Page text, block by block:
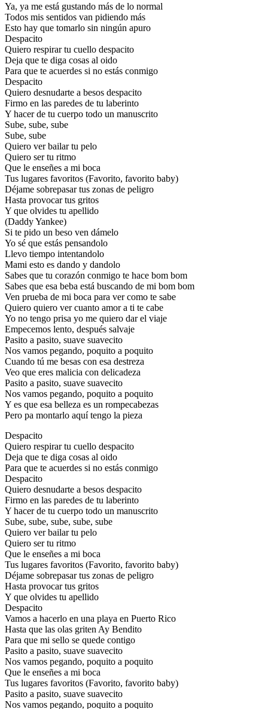
Ya, ya me está gustando más de lo normal
Todos mis sentidos van pidiendo más
Esto hay que tomarlo sin ningún apuro
Despacito
Quiero respirar tu cuello despacito
Deja que te diga cosas al oido
Para que te acuerdes si no estás conmigo
Despacito
Quiero desnudarte a besos despacito
Firmo en las paredes de tu laberinto
Y hacer de tu cuerpo todo un manuscrito
Sube, sube, sube
Sube, sube
Quiero ver bailar tu pelo
Quiero ser tu ritmo
Que le enseñes a mi boca
Tus lugares favoritos (Favorito, favorito baby)
Déjame sobrepasar tus zonas de peligro
Hasta provocar tus gritos
Y que olvides tu apellido
(Daddy Yankee)
Si te pido un beso ven dámelo
Yo sé que estás pensandolo
Llevo tiempo intentandolo
Mami esto es dando y dandolo
Sabes que tu corazón conmigo te hace bom bom
Sabes que esa beba está buscando de mi bom bom
Ven prueba de mi boca para ver como te sabe
Quiero quiero ver cuanto amor a ti te cabe
Yo no tengo prisa yo me quiero dar el viaje
Empecemos lento, después salvaje
Pasito a pasito, suave suavecito
Nos vamos pegando, poquito a poquito
Cuando tú me besas con esa destreza
Veo que eres malicia con delicadeza
Pasito a pasito, suave suavecito
Nos vamos pegando, poquito a poquito
Y es que esa belleza es un rompecabezas
Pero pa montarlo aquí tengo la pieza
Despacito
Quiero respirar tu cuello despacito
Deja que te diga cosas al oido
Para que te acuerdes si no estás conmigo
Despacito
Quiero desnudarte a besos despacito
Firmo en las paredes de tu laberinto
Y hacer de tu cuerpo todo un manuscrito
Sube, sube, sube, sube, sube
Quiero ver bailar tu pelo
Quiero ser tu ritmo
Que le enseñes a mi boca
Tus lugares favoritos (Favorito, favorito baby)
Déjame sobrepasar tus zonas de peligro
Hasta provocar tus gritos
Y que olvides tu apellido
Despacito
Vamos a hacerlo en una playa en Puerto Rico
Hasta que las olas griten Ay Bendito
Para que mi sello se quede contigo
Pasito a pasito, suave suavecito
Nos vamos pegando, poquito a poquito
Que le enseñes a mi boca
Tus lugares favoritos (Favorito, favorito baby)
Pasito a pasito, suave suavecito
Nos vamos pegando, poquito a poquito